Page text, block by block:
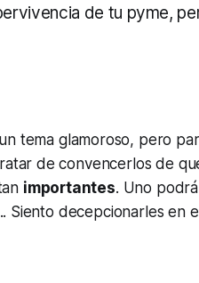
de tu pyme,
tema glamoroso, pero
de convencerlos de
importantes. Uno
Siento decepcionarles en